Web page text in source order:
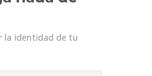
la identidad de tu